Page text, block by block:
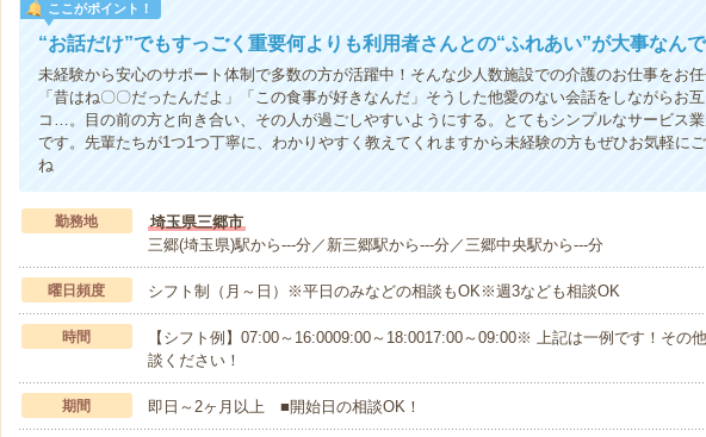
ここがポイント！
“お話だけ”でもすっごく重要何よりも利用者さんとの“ふれあい”が大事なんで
未経験から安心のサポート体制で多数の方が活躍中！そんな少人数施設での介護のお仕事をお任
「昔はね〇〇だったんだよ」「この食事が好きなんだ」そうした他愛のない会話をしながらお
コ…。目の前の方と向き合い、その人が過ごしやすいようにする。とてもシンプルなサービス
です。先輩たちが1つ1つ丁寧に、わかりやすく教えてくれますから未経験の方もぜひお気軽に
ね
勤務地
埼玉県三郷市
三郷(埼玉県)駅から---分／新三郷駅から---分／三郷中央駅から---分
曜日頻度 シフト制（月～日）※平日のみなどの相談もOK※週3なども相談OK
時間
【シフト例】07:00～16:0009:00～18:0017:00～09:00※ 上記は一例です！その
談ください！
期間 即日～2ヶ月以上 ■開始日の相談OK！